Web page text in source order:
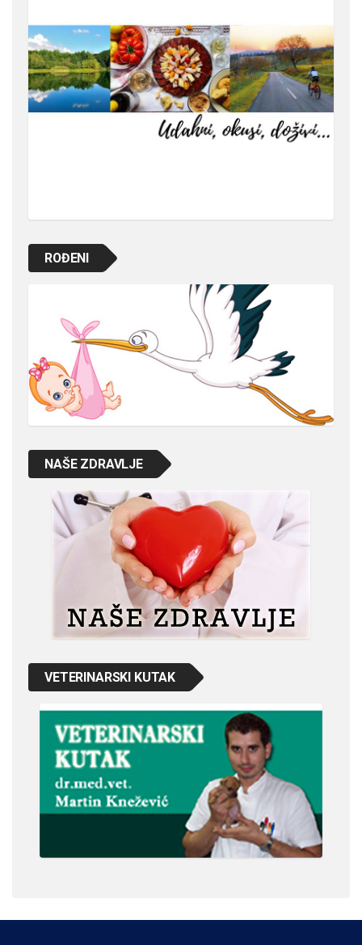
ROĐENI
NAŠE ZDRAVLJE
VETERINARSKI KUTAK